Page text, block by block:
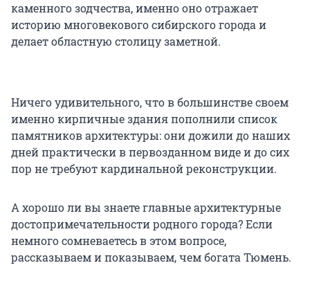
каменного зодчества, именно оно отражает
историю многовекового сибирского города и
делает областную столицу заметной.
Ничего удивительного, что в большинстве своем
именно кирпичные здания пополнили список
памятников архитектуры: они дожили до наших
дней практически в первозданном виде и до сих
пор не требуют кардинальной реконструкции.
А хорошо ли вы знаете главные архитектурные
достопримечательности родного города? Если
немного сомневаетесь в этом вопросе,
рассказываем и показываем, чем богата Тюмень.